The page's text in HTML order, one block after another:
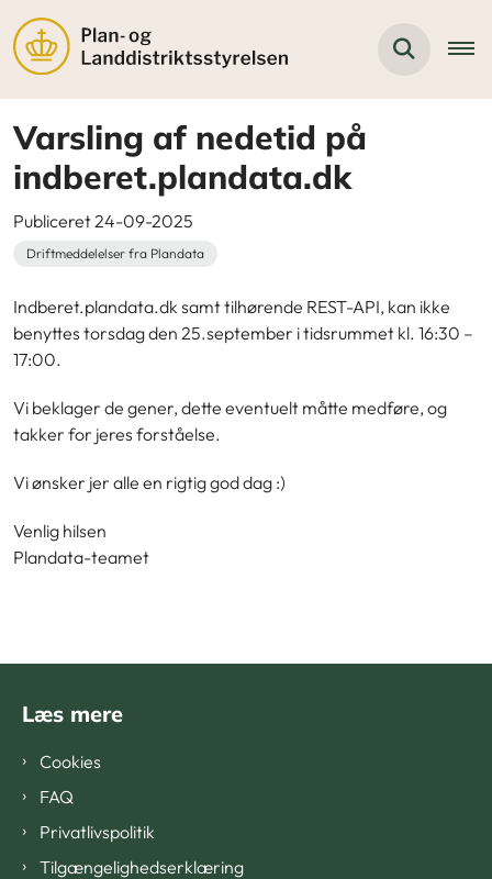
Varsling af nedetid på
indberet.plandata.dk
Publiceret 24-09-2025
Driftmeddelelser fra Plandata
Indberet.plandata.dk samt tilhørende REST-API, kan ikke
benyttes torsdagden 25.september i tidsrummet kl. 16:30 –
17:00.
Vi beklager de gener, dette eventuelt måtte medføre, og
takker for jeres forståelse.
Vi ønsker jer alle en rigtig god dag :)
Venlig hilsen
Plandata-teamet
Læs mere
Cookies
FAQ
Privatlivspolitik
Tilgængelighedserklæring